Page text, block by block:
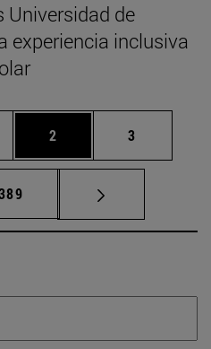
Universidad de
experiencia inclusiva
Página
2 Página
3
Use TAB para